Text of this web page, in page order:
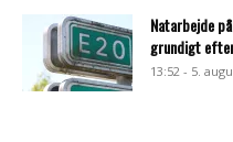
Natarbejde
grundigt
13:52 - 5.